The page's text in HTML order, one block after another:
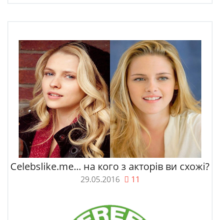
Celebslike.me... на кого з акторів ви схожі?
29.05.2016 11